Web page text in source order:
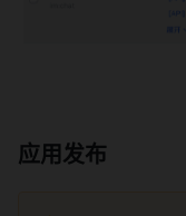
应用发布